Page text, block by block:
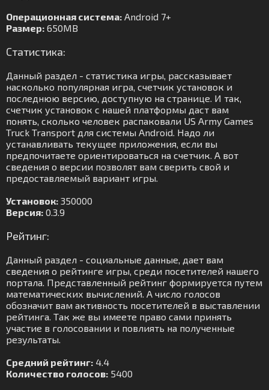
Операционная система: Android 7+
Размер: 650MB
Статистика:
Данный раздел - статистика игры, рассказывает
насколько популярная игра, счетчик установок и
последнюю версию, доступную на странице. И так,
счетчик установок с нашей платформы даст вам
понять, сколько человек распаковали US Army Games
Truck Transport для системы Android. Надо ли
устанавливать текущее приложения, если вы
предпочитаете ориентироваться на счетчик. А вот
сведения о версии позволят вам сверить свой и
предоставляемый вариант игры.
Установок: 350000
Версия: 0.3.9
Рейтинг:
Данный раздел - социальные данные, дает вам
сведения о рейтинге игры, среди посетителей нашего
портала. Представленный рейтинг формируется путем
математических вычислений. А число голосов
обозначит вам активность посетителей в выставлении
рейтинга. Так же вы имеете право сами принять
участие в голосовании и повлиять на полученные
результаты.
Средний рейтинг: 4.4
Количество голосов: 5400